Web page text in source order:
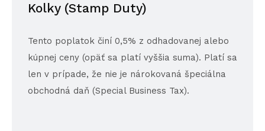
Kolky (Stamp Duty)
Tento poplatok činí 0,5% z odhadovanej alebo
kúpnej ceny (opäť sa platí vyššia suma). Platí sa
len v prípade, že nie je nárokovaná špeciálna
obchodná daň (Special Business Tax).